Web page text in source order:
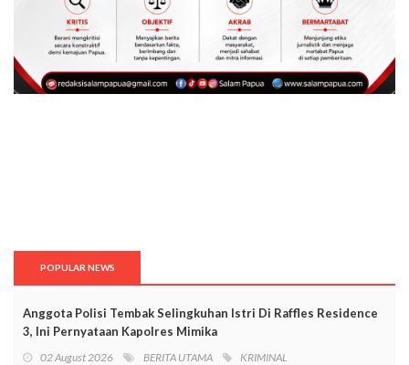
POPULAR NEWS
Anggota Polisi Tembak Selingkuhan Istri Di Raffles Residence
3, Ini Pernyataan Kapolres Mimika
02 August 2026 BERITA UTAMA KRIMINAL